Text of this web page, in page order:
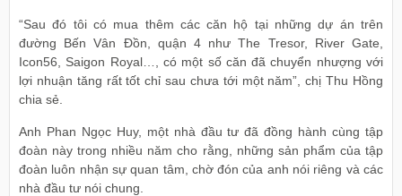
“Sau đó tôi có mua thêm các căn hộ tại những dự án trên
đường Bến Vân Đồn, quận 4 như The Tresor, River Gate,
Icon56, Saigon Royal…, có một số căn đã chuyển nhượng với
lợi nhuận tăng rất tốt chỉ sau chưa tới một năm”, chị Thu Hồng
chia sẻ.
Anh Phan Ngọc Huy, một nhà đầu tư đã đồng hành cùng tập
đoàn này trong nhiều năm cho rằng, những sản phẩm của tập
đoàn luôn nhận sự quan tâm, chờ đón của anh nói riêng và các
nhà đầu tư nói chung.